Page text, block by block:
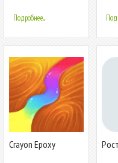
Подробнее...
Crayon Epoxy